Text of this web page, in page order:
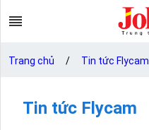
Trang chủ / Tin tức Flycam
Tin tức Flycam